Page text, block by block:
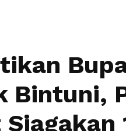
Bintuni,